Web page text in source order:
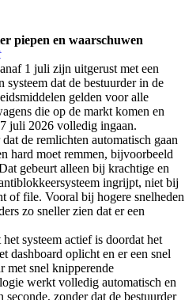
piepen en waarschuwen
1 juli zijn uitgerust met een
systeem dat de bestuurder in de
gelden voor alle
die op de markt komen en
juli 2026 volledig ingaan.
de remlichten automatisch gaan
hard moet remmen, bijvoorbeeld
gebeurt alleen bij krachtige en
ingrijpt, niet bij
of file. Vooral bij hogere snelheden
zo sneller zien dat er een
systeem actief is doordat het
dashboard oplicht en er een snel
snel knipperende
werkt volledig automatisch en
seconde, zonder dat de bestuurder